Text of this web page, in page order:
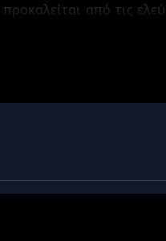
από τις
λόγω των βλαβερών
περιέχει 600 mg